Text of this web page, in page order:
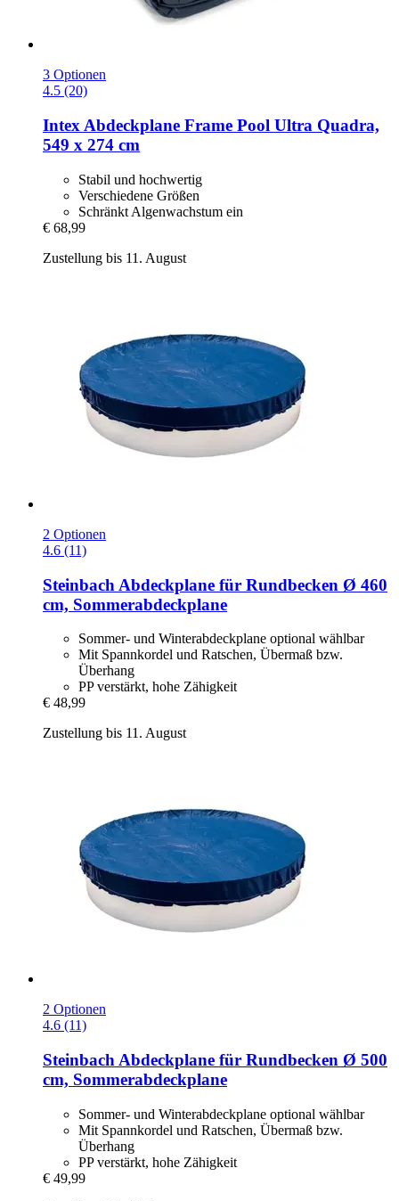
3 Optionen
4.5 (20)
Intex Abdeckplane Frame Pool Ultra Quadra,
549 x 274 cm
Stabil und hochwertig
Verschiedene Größen
Schränkt Algenwachstum ein
€ 68,99
Zustellung bis 11. August
2 Optionen
4.6 (11)
Steinbach Abdeckplane für Rundbecken Ø 460
cm, Sommerabdeckplane
Sommer- und Winterabdeckplane optional wählbar
Mit Spannkordel und Ratschen, Übermaß bzw.
Überhang
PP verstärkt, hohe Zähigkeit
€ 48,99
Zustellung bis 11. August
2 Optionen
4.6 (11)
Steinbach Abdeckplane für Rundbecken Ø 500
cm, Sommerabdeckplane
Sommer- und Winterabdeckplane optional wählbar
Mit Spannkordel und Ratschen, Übermaß bzw.
Überhang
PP verstärkt, hohe Zähigkeit
€ 49,99